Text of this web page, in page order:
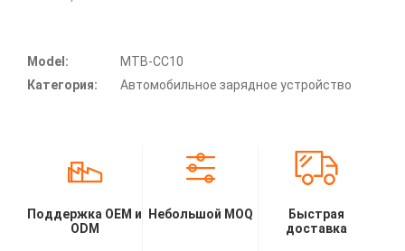
Model:
MTB-CC10
Категория:
Автомобильное зарядное устройство
Поддержка OEM и
ODM
Небольшой MOQ
Быстрая
доставка